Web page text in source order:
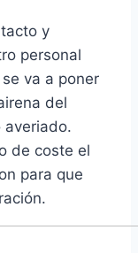
y
personal
va a poner
del
averiado.
de coste el
para que